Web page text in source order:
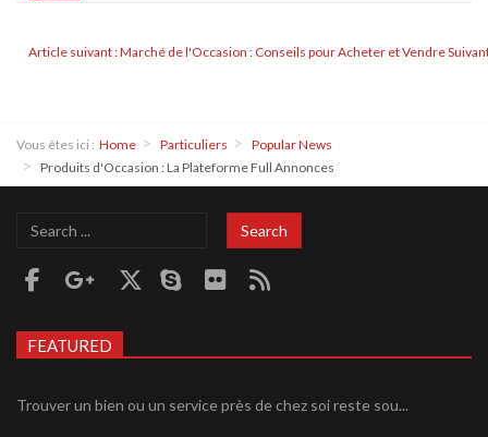
Article suivant : Marché de l'Occasion : Conseils pour Acheter et Vendre
Vous êtes ici : Home Particuliers
Popular News
Produits d'Occasion : La Plateforme Full Annonces
Search
Search
FEATURED
Trouver un bien ou un service près de chez soi reste sou...